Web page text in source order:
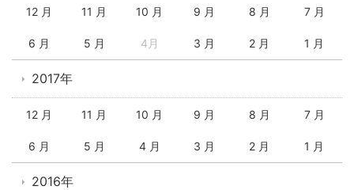
12 月 11 月 10 月 9 月 8 月 7 月
6 月 5 月 4月 3 月 2 月 1 月
2017年
12 月 11 月 10 月 9 月 8 月 7 月
6 月 5 月 4 月 3 月 2 月 1 月
2016年